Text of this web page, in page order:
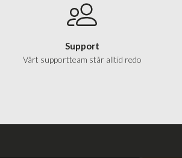
Support
Vårt supportteam står alltid redo